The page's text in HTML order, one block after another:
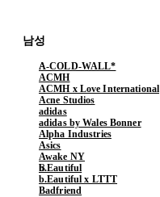
남성
A-COLD-WALL*
ACMH
ACMH x Love International
Acne Studios
adidas
adidas by Wales Bonner
Alpha Industries
Asics
Awake NY
b.Eautiful
b.Eautiful x LTTT
Badfriend